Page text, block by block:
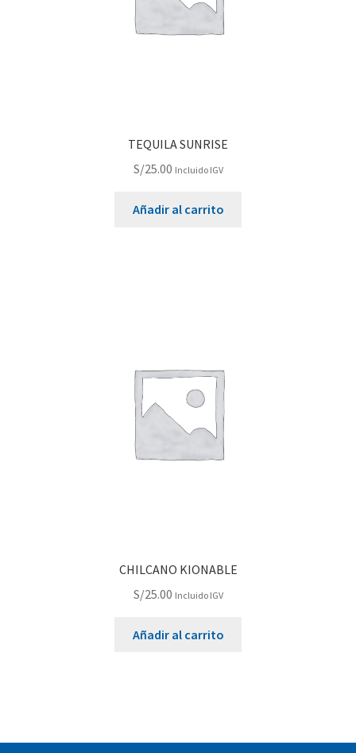
TEQUILA SUNRISE
S/25.00 Incluido IGV
Añadir al carrito
CHILCANO KIONABLE
S/25.00 Incluido IGV
Añadir al carrito